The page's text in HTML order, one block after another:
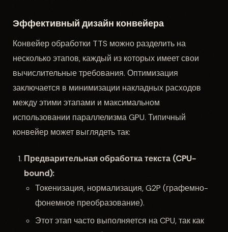
Эффективный дизайн конвейера
Конвейер обработки TTS можно разделить на
несколько этапов, каждый из которых имеет свои
вычислительные требования. Оптимизация
заключается в минимизации накладных расходов
между этими этапами и максимальном
использовании параллелизма GPU. Типичный
конвейер может выглядеть так:
Предварительная обработка текста (CPU-
bound):
Токенизация, нормализация, G2P (графемно-
фонемное преобразование).
Этот этап часто выполняется на CPU, так как